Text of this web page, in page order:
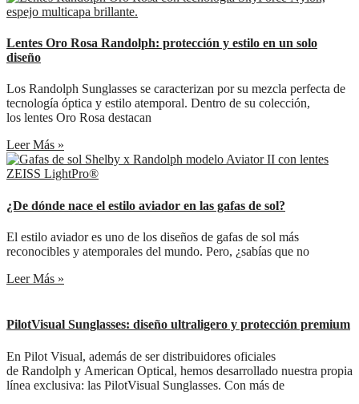
Lentes Oro Rosa Randolph: protección y estilo en un solo
diseño
Los Randolph Sunglasses se caracterizan por su mezcla perfecta de
tecnología óptica y estilo atemporal. Dentro de su colección,
los lentes Oro Rosa destacan
Leer Más »
¿De dónde nace el estilo aviador en las gafas de sol?
El estilo aviador es uno de los diseños de gafas de sol más
reconocibles y atemporales del mundo. Pero, ¿sabías que no
Leer Más »
PilotVisual Sunglasses: diseño ultraligero y protección premium
En Pilot Visual, además de ser distribuidores oficiales
de Randolph y American Optical, hemos desarrollado nuestra propia
línea exclusiva: las PilotVisual Sunglasses. Con más de